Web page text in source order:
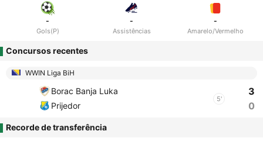
-
Gols(P)
-
Assistências
-
Amarelo/Vermelho
Concursos recentes
WWIN Liga BiH
Borac Banja Luka
Prijedor
5'
3
0
Recorde de transferência